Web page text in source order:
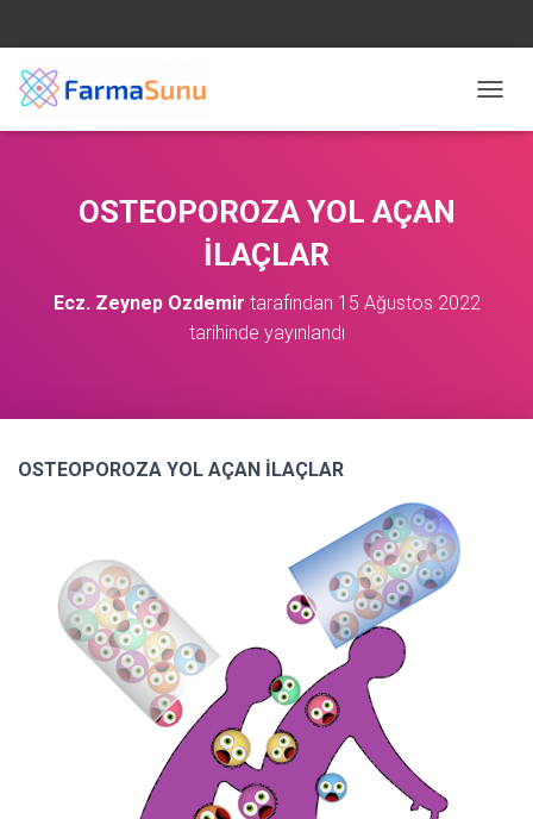
E
OSTEOPOROZA YOL AÇAN
İLAÇLAR
Ecz. Zeynep Ozdemir tarafından 15 Ağustos 2022
tarihinde yayınlandı
OSTEOPOROZA YOL AÇAN İLAÇLAR